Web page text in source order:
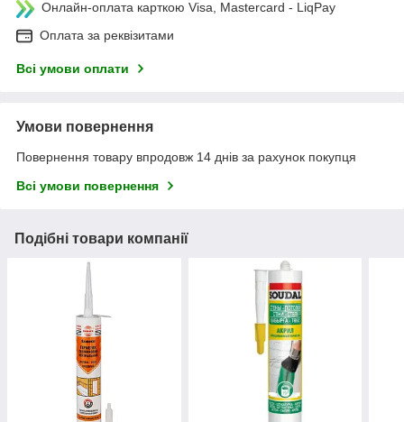
Онлайн-оплата карткою Visa, Mastercard - LiqPay
Оплата за реквізитами
Всі умови оплати
Умови повернення
Повернення товару впродовж 14 днів за рахунок покупця
Всі умови повернення
Подібні товари компанії